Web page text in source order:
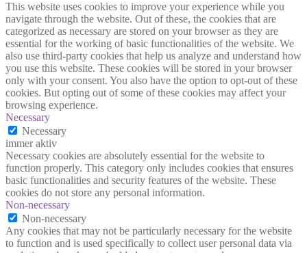
This website uses cookies to improve your experience while you
navigate through the website. Out of these, the cookies that are
categorized as necessary are stored on your browser as they are
essential for the working of basic functionalities of the website. We
also use third-party cookies that help us analyze and understand how
you use this website. These cookies will be stored in your browser
only with your consent. You also have the option to opt-out of these
cookies. But opting out of some of these cookies may affect your
browsing experience.
Necessary
Necessary
immer aktiv
Necessary cookies are absolutely essential for the website to
function properly. This category only includes cookies that ensures
basic functionalities and security features of the website. These
cookies do not store any personal information.
Non-necessary
Non-necessary
Any cookies that may not be particularly necessary for the website
to function and is used specifically to collect user personal data via